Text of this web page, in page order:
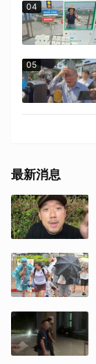
04
05
最新消息